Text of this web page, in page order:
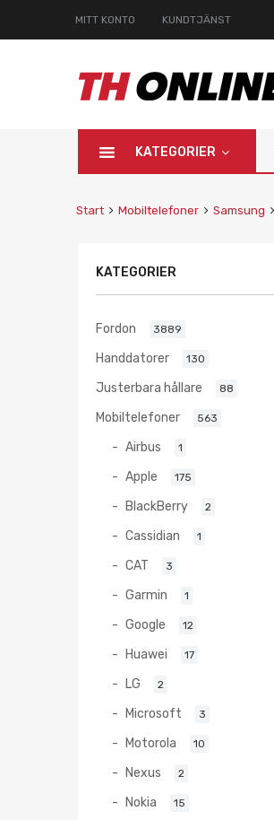
MITT KONTO KUNDTJÄNST
KATEGORIER
Start Mobiltelefoner Samsung
KATEGORIER
Fordon 3889
Handdatorer 130
Justerbara hållare 88
Mobiltelefoner 563
Airbus 1
Apple 175
BlackBerry 2
Cassidian 1
CAT 3
Garmin 1
Google 12
Huawei 17
LG 2
Microsoft 3
Motorola 10
Nexus 2
Nokia 15